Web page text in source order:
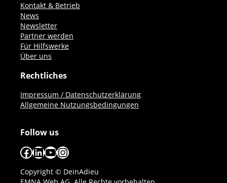
Kontakt & Betrieb
News
Newsletter
Partner werden
Für Hilfswerke
Über uns
Rechtliches
Impressum / Datenschutzerklärung
Allgemeine Nutzungsbedingungen
Follow us
Facebook
LinkedIn
YouTube
Instagram
Copyright © DeinAdieu